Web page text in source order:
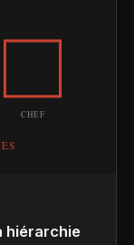
hiérarchie